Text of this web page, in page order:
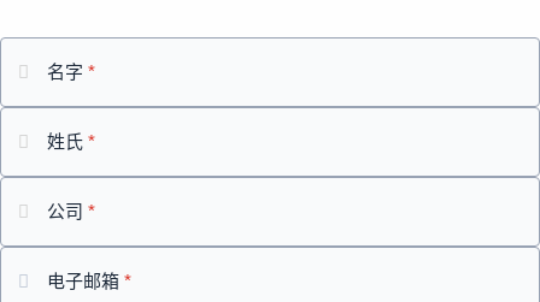
名字 *
姓氏 *
公司 *
电子邮箱 *